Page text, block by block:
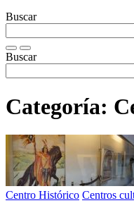
Buscar
Buscar
Categoría:
Centro Histórico Centros